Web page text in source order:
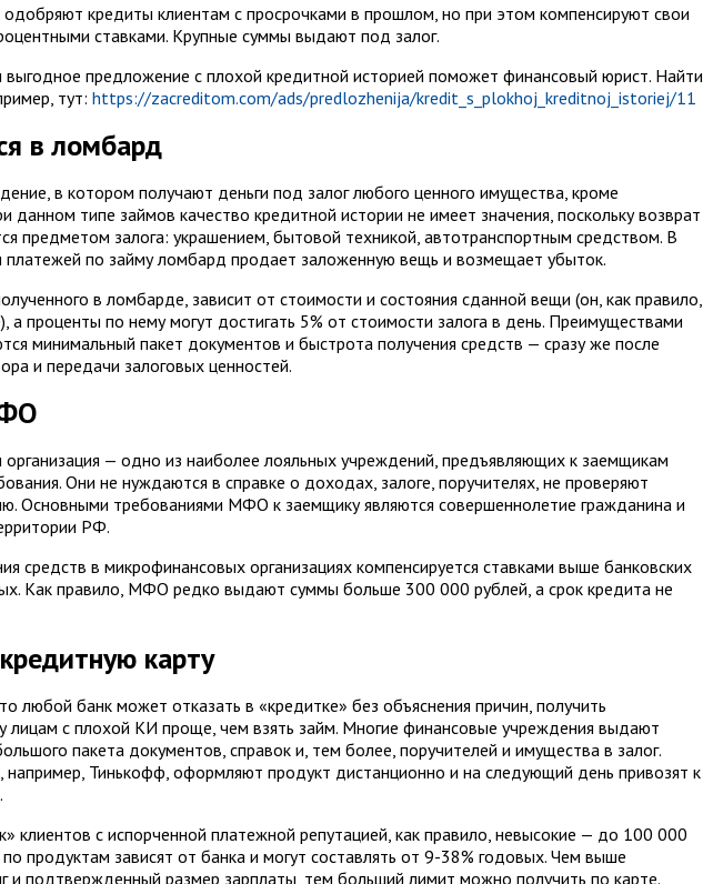
кредиты клиентам с просрочками в прошлом, но при этом компенсируют свои
ставками. Крупные суммы выдают под залог.
предложение с плохой кредитной историей поможет финансовый юрист. Найти
тут: https://zacreditom.com/ads/predlozhenija/kredit_s_plokhoj_kreditnoj_istoriej/11
в ломбард
в котором получают деньги под залог любого ценного имущества, кроме
данном типе займов качество кредитной истории не имеет значения, поскольку возврат
предметом залога: украшением, бытовой техникой, автотранспортным средством. В
платежей по займу ломбард продает заложенную вещь и возмещает убыток.
в ломбарде, зависит от стоимости и состояния сданной вещи (он, как правило,
а проценты по нему могут достигать 5% от стоимости залога в день. Преимуществами
минимальный пакет документов и быстрота получения средств — сразу же после
и передачи залоговых ценностей.
— одно из наиболее лояльных учреждений, предъявляющих к заемщикам
Они не нуждаются в справке о доходах, залоге, поручителях, не проверяют
Основными требованиями МФО к заемщику являются совершеннолетие гражданина и
РФ.
средств в микрофинансовых организациях компенсируется ставками выше банковских
Как правило, МФО редко выдают суммы больше 300 000 рублей, а срок кредита не
карту
любой банк может отказать в «кредитке» без объяснения причин, получить
лицам с плохой КИ проще, чем взять займ. Многие финансовые учреждения выдают
пакета документов, справок и, тем более, поручителей и имущества в залог.
например, Тинькофф, оформляют продукт дистанционно и на следующий день привозят к
клиентов с испорченной платежной репутацией, как правило, невысокие — до 100 000
продуктам зависят от банка и могут составлять от 9-38% годовых. Чем выше
и подтвержденный размер зарплаты, тем больший лимит можно получить по карте.